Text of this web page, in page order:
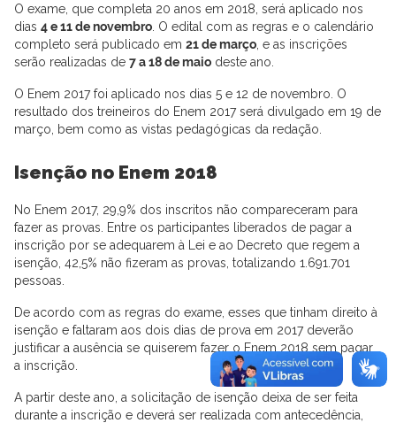
O exame, que completa 20 anos em 2018, será aplicado nos
dias 4 e 11 de novembro . O edital com as regras e o calendário
completo será publicado em 21 de março , e as inscrições
serão realizadas de 7 a 18 de maio deste ano.
O Enem 2017 foi aplicado nos dias 5 e 12 de novembro. O
resultado dos treineiros do Enem 2017 será divulgado em 19 de
março, bem como as vistas pedagógicas da redação.
Isenção no Enem 2018
No Enem 2017, 29,9% dos inscritos não compareceram para
fazer as provas. Entre os participantes liberados de pagar a
inscrição por se adequarem à Lei e ao Decreto que regem a
isenção, 42,5% não fizeram as provas, totalizando 1.691.701
pessoas.
De acordo com as regras do exame, esses que tinham direito à
isenção e faltaram aos dois dias de prova em 2017 deverão
justificar a ausência se quiserem fazer o Enem 2018 sem pagar
a inscrição.
A partir deste ano, a solicitação de isenção deixa de ser feita
durante a inscrição e deverá ser realizada com antecedência,